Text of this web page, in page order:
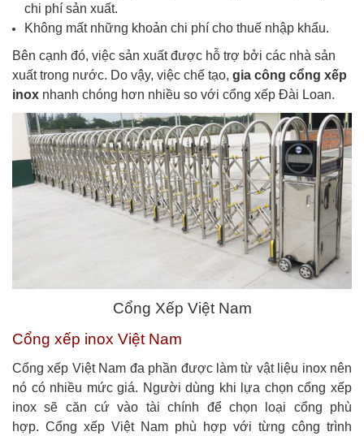
chi phí sản xuất.
Không mất những khoản chi phí cho thuế nhập khẩu.
Bên cạnh đó, việc sản xuất được hỗ trợ bởi các nhà sản
xuất trong nước. Do vậy, việc chế tạo, gia công cổng xếp
inox nhanh chóng hơn nhiều so với cổng xếp Đài Loan.
Cổng Xếp Việt Nam
Cổng xếp inox Việt Nam
Cổng xếp Việt Nam đa phần được làm từ vật liệu inox nên
nó có nhiều mức giá. Người dùng khi lựa chọn cổng xếp
inox sẽ căn cứ vào tài chính để chọn loại cổng phù
hợp. Cổng xếp Việt Nam phù hợp với từng công trình